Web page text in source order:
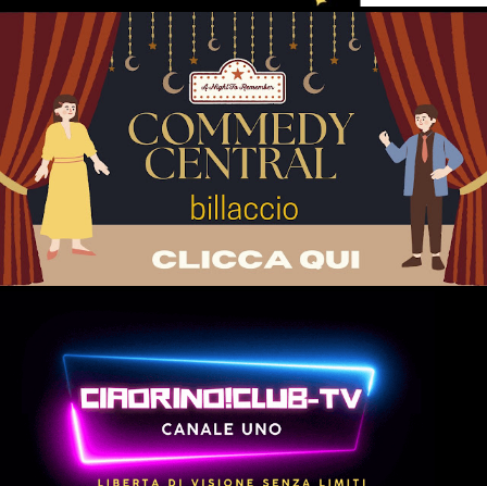
massoni le pale eoliche gliele ficcheremo nel..c #calabria
#italy #italia #cosenza #reggiocalabria #calabriadaamare
#love #catanzaro #ig #mare #sea #summer #nature
#instagood #igerscalabria #photooftheday #picoftheday
#food #photography #crot...